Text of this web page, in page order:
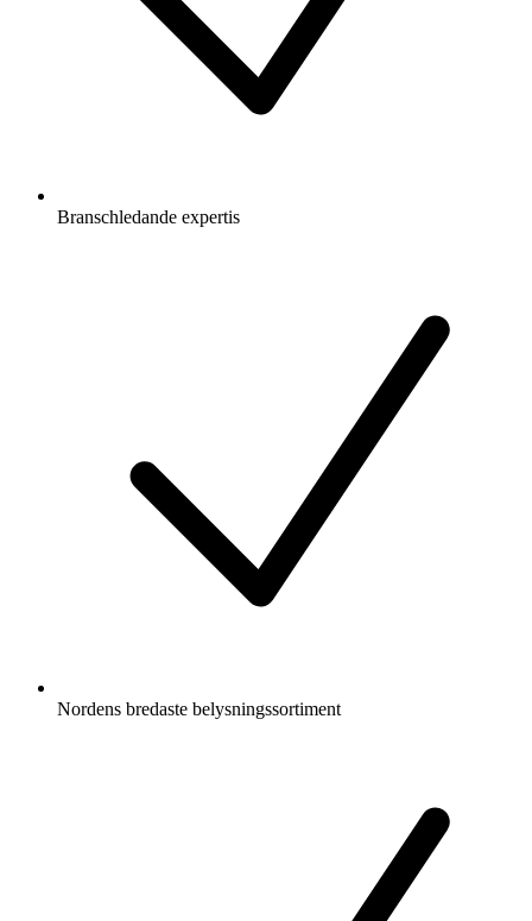
Branschledande expertis
Nordens bredaste belysningssortiment